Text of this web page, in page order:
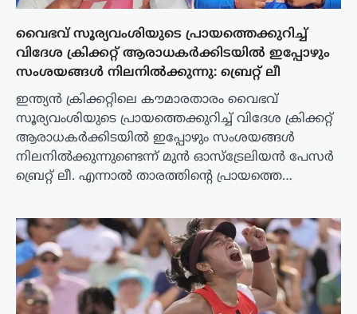
വൈഭവ് സൂര്യവംശിയുടെ പ്രായത്തെക്കുറിച്ച്
വിദേശ ക്രിക്കറ്റ് ആരാധകർക്കിടയിൽ ഇപ്പോഴും
സംശയങ്ങൾ നിലനിൽക്കുന്നു: ബ്രെറ്റ് ലീ
ഇന്ത്യൻ ക്രിക്കറ്റിലെ കൗമാരതാരം വൈഭവ്
സൂര്യവംശിയുടെ പ്രായത്തെക്കുറിച്ച് വിദേശ ക്രിക്കറ്റ്
ആരാധകർക്കിടയിൽ ഇപ്പോഴും സംശയങ്ങൾ
നിലനിൽക്കുന്നുണ്ടെന്ന് മുൻ ഓസ്ട്രേലിയൻ പേസർ
ബ്രെറ്റ് ലീ. എന്നാൽ താരത്തിന്റെ പ്രായത്തെ…